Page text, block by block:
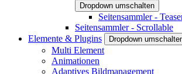
Dropdown umschalten
Seitensammler -
Seitensammler - Scrollable
Elemente & Plugins
Dropdown
Multi Element
Animationen
Adaptives Bildmanagement